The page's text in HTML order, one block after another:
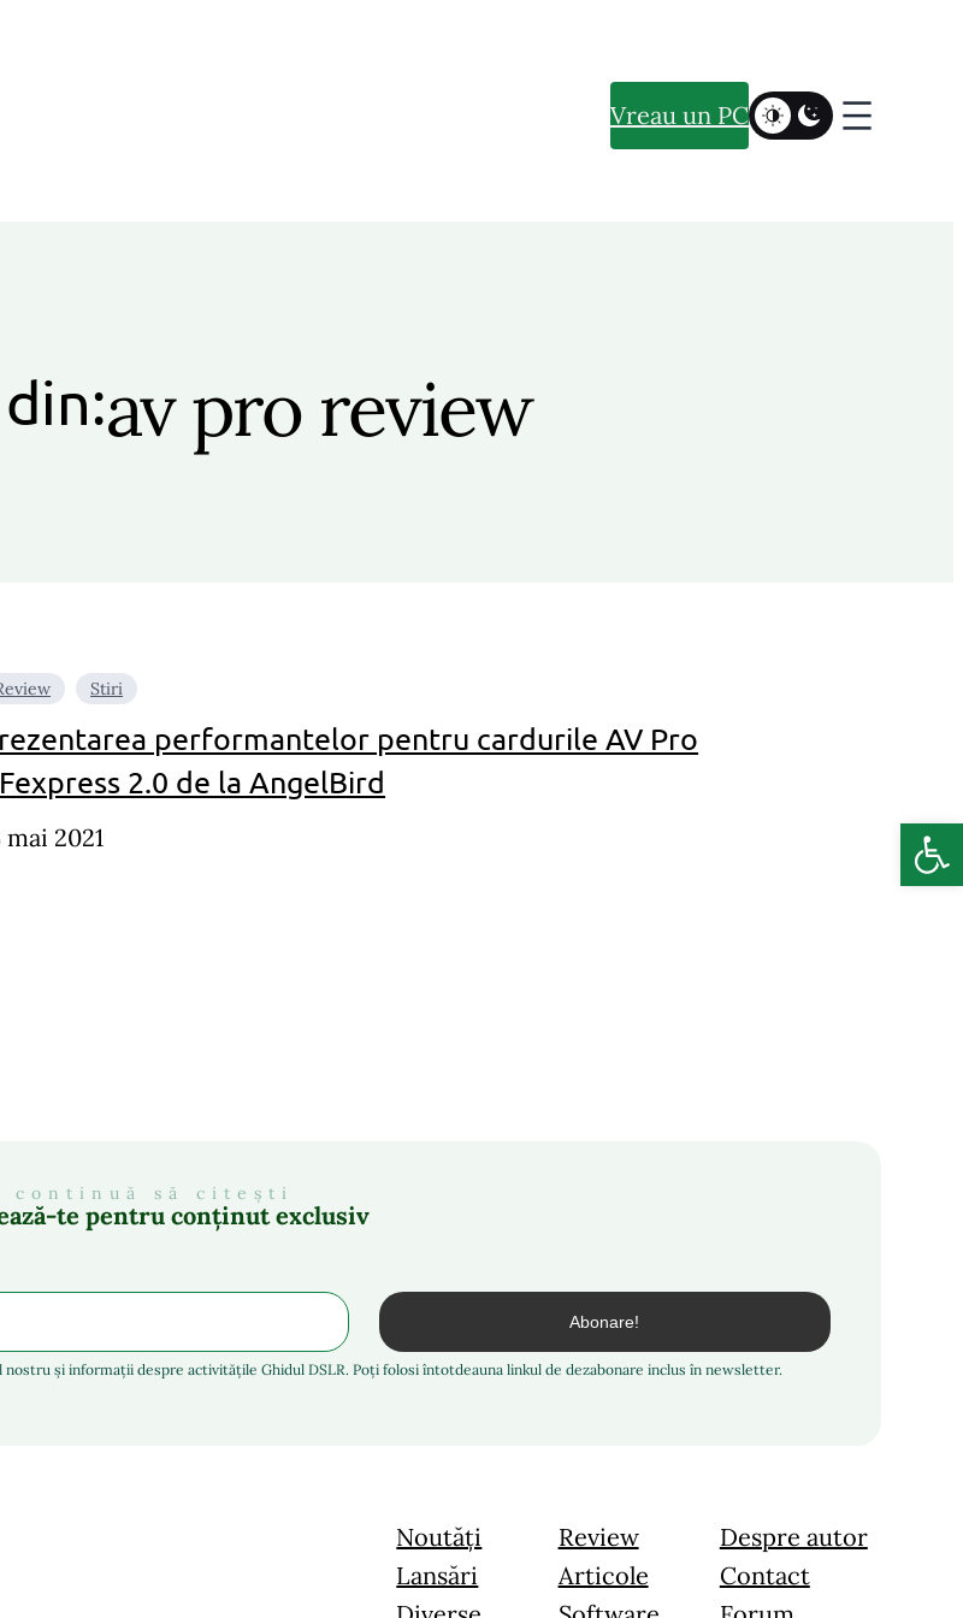
Vreau un PC
av pro review
Stiri
performantelor pentru cardurile AV Pro
2.0 de la AngelBird
mai 2021
continuă să citești
te pentru conținut exclusiv
și informații despre activitățile Ghidul DSLR. Poți folosi întotdeauna linkul de dezabonare inclus în newsletter.
Noutăți
Lansări
Review
Articole
Despre autor
Contact